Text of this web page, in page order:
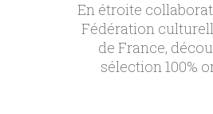
En étroite
Fédération
de France,
sélection 100%